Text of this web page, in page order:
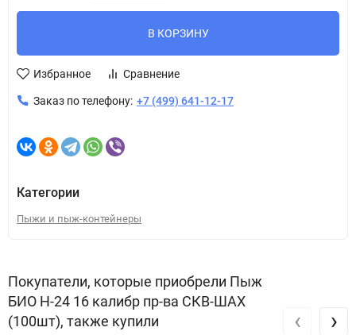
В КОРЗИНУ
Избранное Сравнение
Заказ по телефону: +7 (499) 641-12-17
Категории
Пыжи и пыж-контейнеры
Покупатели, которые приобрели Пыж
БИО H-24 16 калибр пр-ва СКВ-ШАХ
(100шт), также купили
‹ ›